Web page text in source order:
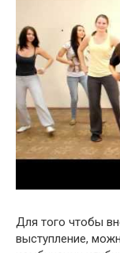
Для того чтобы
выступление,